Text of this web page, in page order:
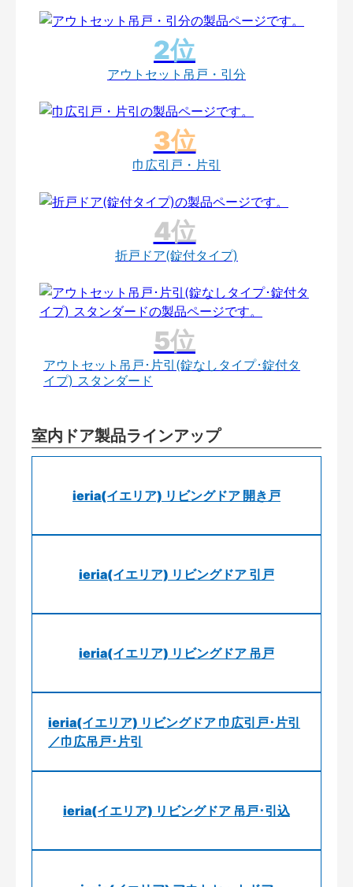
アウトセット吊戸・引分
巾広引戸・片引
折戸ドア(錠付タイプ)
アウトセット吊戸･片引(錠なしタイプ･錠付タ
イプ) スタンダード
室内ドア製品ラインアップ
ieria(イエリア) リビングドア 開き戸
ieria(イエリア) リビングドア 引戸
ieria(イエリア) リビングドア 吊戸
ieria(イエリア) リビングドア 巾広引戸･片引
／巾広吊戸･片引
ieria(イエリア) リビングドア 吊戸･引込